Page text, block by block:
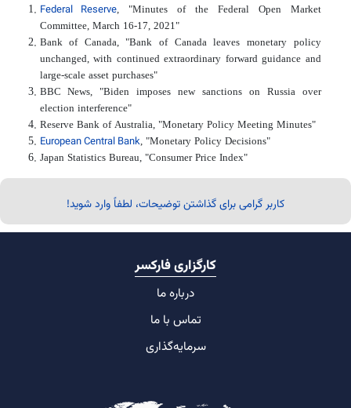
Federal Reserve, "Minutes of the Federal Open Market
Committee, March 16-17, 2021"
Bank of Canada, "Bank of Canada leaves monetary policy
unchanged, with continued extraordinary forward guidance and
large-scale asset purchases"
BBC News, "Biden imposes new sanctions on Russia over
election interference"
Reserve Bank of Australia, "Monetary Policy Meeting Minutes"
European Central Bank, "Monetary Policy Decisions"
Japan Statistics Bureau, "Consumer Price Index"
کاربر گرامی برای گذاشتن توضیحات، لطفاً وارد شوید!
کارگزاری فارکسر
درباره ما
تماس با ما
سرمایه‌گذاری